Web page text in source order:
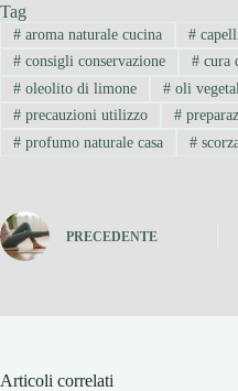
Tag
#aroma naturale cucina #
#consigli conservazione #cura
#oleolito di limone #oli
#precauzioni utilizzo #
#profumo naturale casa #
PRECEDENTE
Articoli correlati